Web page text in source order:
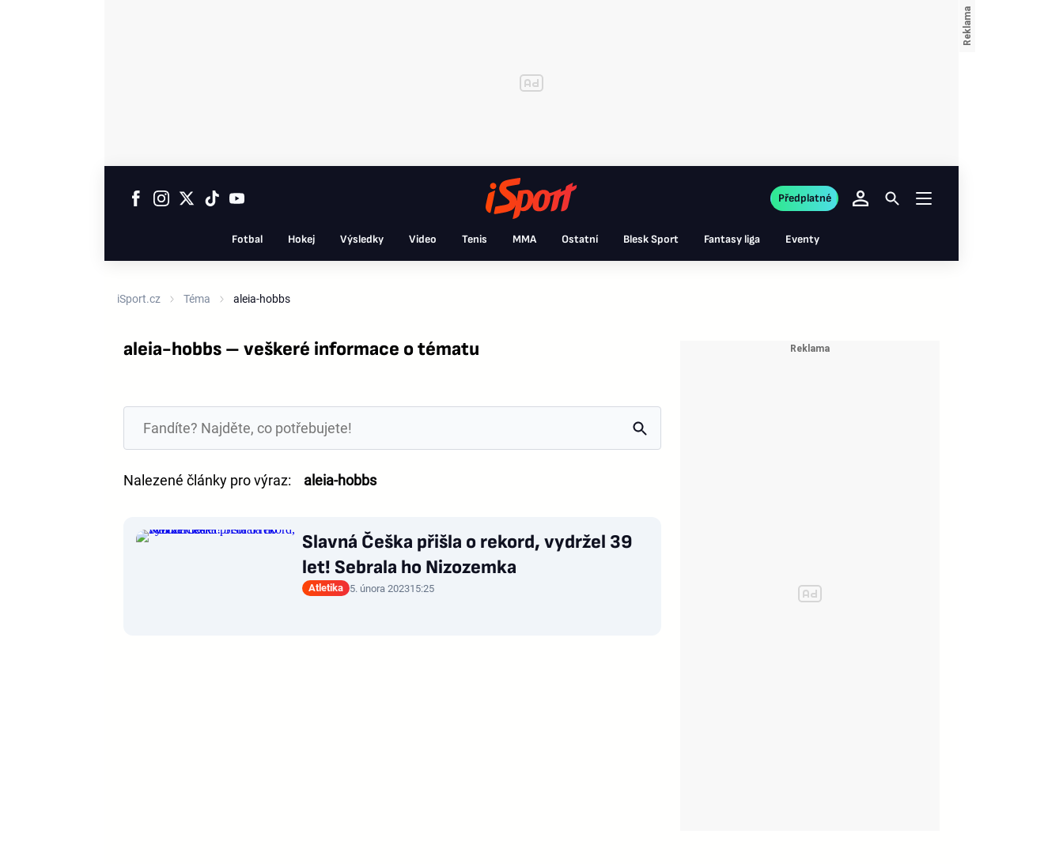
Fotbal Hokej Výsledky Video Tenis MMA Ostatní Blesk Sport Fantasy liga Eventy
Předplatné
iSport.cz Téma aleia-hobbs
aleia-hobbs – veškeré informace o tématu
Nalezené články pro výraz: aleia-hobbs
Slavná Češka přišla o rekord, vydržel 39
let! Sebrala ho Nizozemka
Atletika 5. února 202315:25